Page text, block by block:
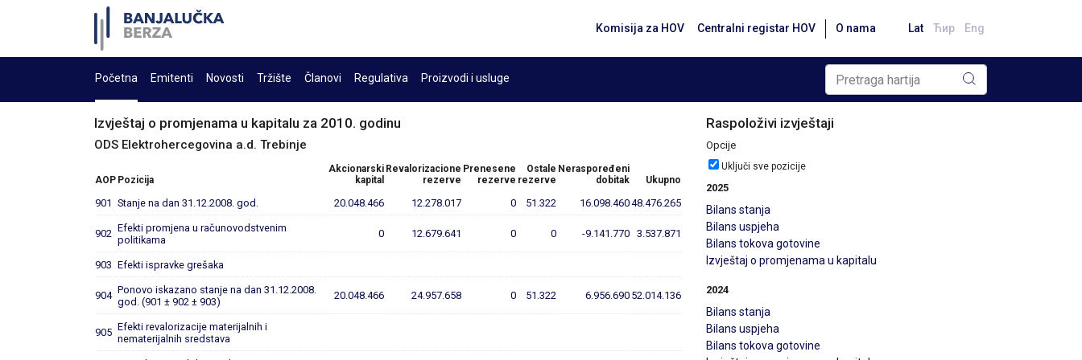
Komisija za HOV Centralni registar HOV O nama Lat Ћир Eng
Početna Emitenti Novosti Tržište Članovi Regulativa Proizvodi i usluge
Izvještaj o promjenama u kapitalu za 2010. godinu
ODS Elektrohercegovina a.d. Trebinje
AOP Pozicija
Akcionarski
kapital
Revalorizacione
rezerve
Prenesene
rezerve
Ostale
rezerve
Neraspoređeni
dobitak
Ukupno
901 Stanje na dan 31.12.2008. god. 20.048.466 12.278.017 0 51.322 16.098.46048.476.265
902 Efekti promjena u računovodstvenim
politikama
0 12.679.641 0 0 -9.141.770 3.537.871
903 Efekti ispravke grešaka
904 Ponovo iskazano stanje na dan 31.12.2008.
god. (901 ± 902 ± 903)
20.048.466 24.957.658 0 51.322 6.956.690 52.014.136
905 Efekti revalorizacije materijalnih i
nematerijalnih sredstava
Raspoloživi izvještaji
Opcije
Uključi sve pozicije
2025
Bilans stanja
Bilans uspjeha
Bilans tokova gotovine
Izvještaj o promjenama u kapitalu
2024
Bilans stanja
Bilans uspjeha
Bilans tokova gotovine